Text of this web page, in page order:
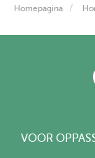
Homepagina
VOOR